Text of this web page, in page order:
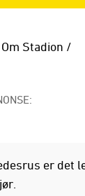
Om Stadion /
er det